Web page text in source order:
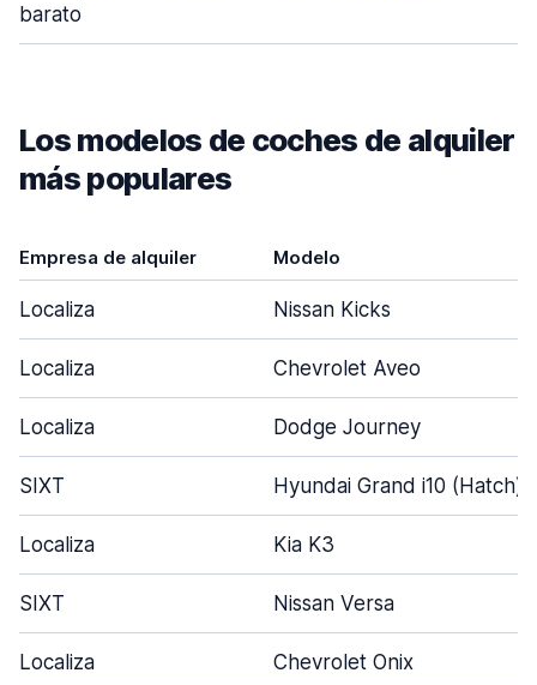
barato
Los modelos de coches de alquiler
más populares
Empresa de alquiler Modelo
Localiza Nissan Kicks
Localiza Chevrolet Aveo
Localiza Dodge Journey
SIXT Hyundai Grand i10 (Hatch)
Localiza Kia K3
SIXT Nissan Versa
Localiza Chevrolet Onix